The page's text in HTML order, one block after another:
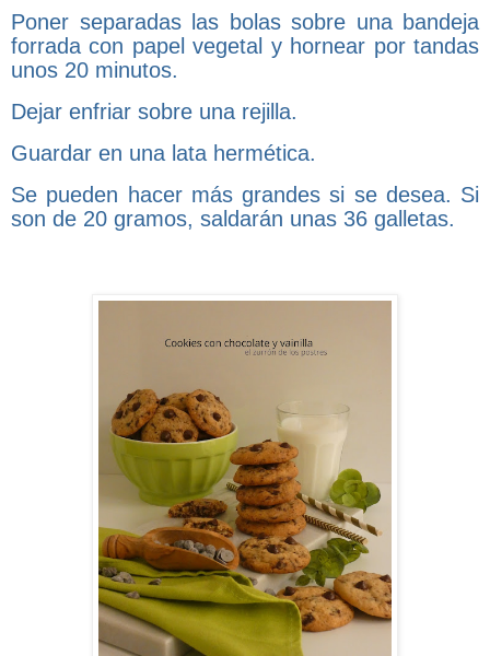
Poner separadas las bolas sobre una bandeja
forrada con papel vegetal y hornear por tandas
unos 20 minutos.
Dejar enfriar sobre una rejilla.
Guardar en una lata hermética.
Se pueden hacer más grandes si se desea. Si
son de 20 gramos, saldarán unas 36 galletas.